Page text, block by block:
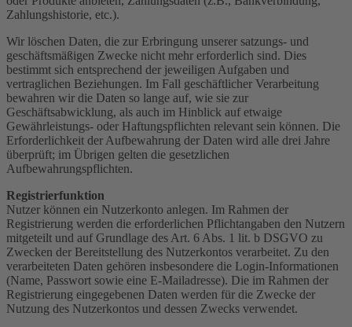
Zahlungshistorie, etc.).
Wir löschen Daten, die zur Erbringung unserer satzungs- und
geschäftsmäßigen Zwecke nicht mehr erforderlich sind. Dies
bestimmt sich entsprechend der jeweiligen Aufgaben und
vertraglichen Beziehungen. Im Fall geschäftlicher Verarbeitung
bewahren wir die Daten so lange auf, wie sie zur
Geschäftsabwicklung, als auch im Hinblick auf etwaige
Gewährleistungs- oder Haftungspflichten relevant sein können. Die
Erforderlichkeit der Aufbewahrung der Daten wird alle drei Jahre
überprüft; im Übrigen gelten die gesetzlichen
Aufbewahrungspflichten.
Registrierfunktion
Nutzer können ein Nutzerkonto anlegen. Im Rahmen der
Registrierung werden die erforderlichen Pflichtangaben den Nutzern
mitgeteilt und auf Grundlage des Art. 6 Abs. 1 lit. b DSGVO zu
Zwecken der Bereitstellung des Nutzerkontos verarbeitet. Zu den
verarbeiteten Daten gehören insbesondere die Login-Informationen
(Name, Passwort sowie eine E-Mailadresse). Die im Rahmen der
Registrierung eingegebenen Daten werden für die Zwecke der
Nutzung des Nutzerkontos und dessen Zwecks verwendet.